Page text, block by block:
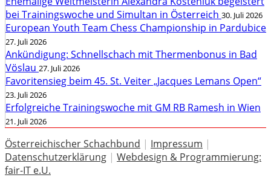
bei Trainingswoche und Simultan in Österreich 30. Juli 2026
European Youth Team Chess Championship in Pardubice
27. Juli 2026
Ankündigung: Schnellschach mit Thermenbonus in Bad
Vöslau 27. Juli 2026
Favoritensieg beim 45. St. Veiter „Jacques Lemans Open“
23. Juli 2026
Erfolgreiche Trainingswoche mit GM RB Ramesh in Wien
21. Juli 2026
Österreichischer Schachbund | Impressum |
Datenschutzerklärung | Webdesign & Programmierung:
fair-IT e.U.